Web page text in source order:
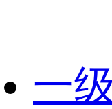
一